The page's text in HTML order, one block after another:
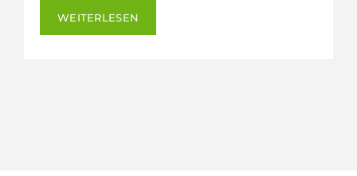
WEITERLESEN